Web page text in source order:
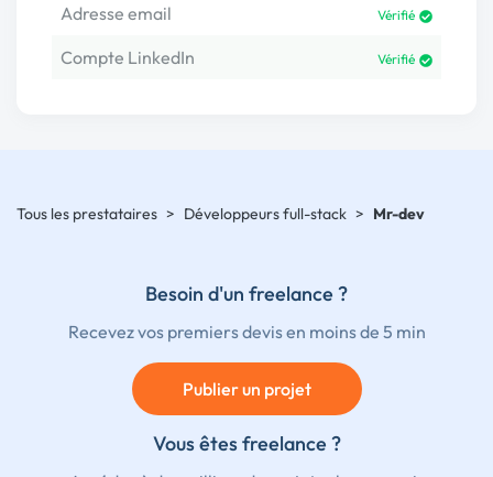
Adresse email Vérifié
Compte LinkedIn Vérifié
Tous les prestataires > Développeurs full-stack > Mr-dev
Besoin d'un freelance ?
Recevez vos premiers devis en moins de 5 min
Publier un projet
Vous êtes freelance ?